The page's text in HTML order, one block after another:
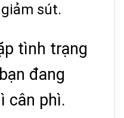
sút.
tình trạng
đang
cân phì.